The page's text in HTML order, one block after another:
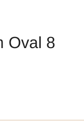
Oval 8